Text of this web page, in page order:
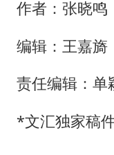
作者：张晓鸣
编辑：王嘉旖
责任编辑：单
*文汇独家稿